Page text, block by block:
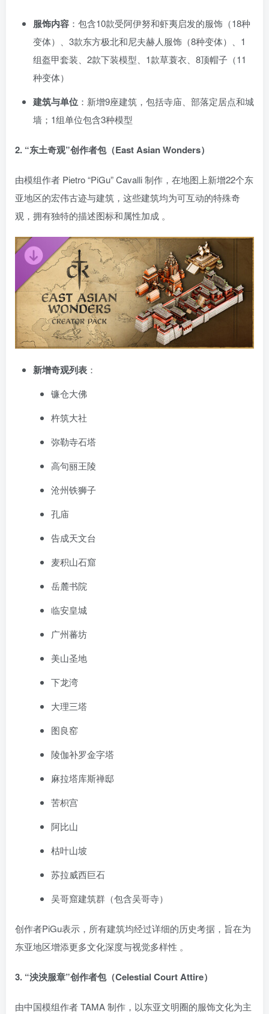
服饰内容 ：包含10款受阿伊努和虾夷启发的服饰（18种
变体）、3款东方极北和尼夫赫人服饰（8种变体）、1
组盔甲套装、2款下装模型、1款草蓑衣、8顶帽子（11
种变体）
建筑与单位 ：新增9座建筑，包括寺庙、部落定居点和城
墙；1组单位包含3种模型
2. “东土奇观”创作者包（East Asian Wonders）
由模组作者 Pietro “PiGu” Cavalli 制作，在地图上新增22个东
亚地区的宏伟古迹与建筑，这些建筑均为可互动的特殊奇
观，拥有独特的描述图标和属性加成 。
新增奇观列表 ：
镰仓大佛
杵筑大社
弥勒寺石塔
高句丽王陵
沧州铁狮子
孔庙
告成天文台
麦积山石窟
岳麓书院
临安皇城
广州蕃坊
美山圣地
下龙湾
大理三塔
图良窑
陵伽补罗金字塔
麻拉塔库斯禅邸
苦枳宫
阿比山
枯叶山坡
苏拉威西巨石
吴哥窟建筑群（包含吴哥寺）
创作者PiGu表示，所有建筑均经过详细的历史考据，旨在为
东亚地区增添更多文化深度与视觉多样性 。
3. “泱泱服章”创作者包（Celestial Court Attire）
由中国模组作者 TAMA 制作，以东亚文明圈的服饰文化为主